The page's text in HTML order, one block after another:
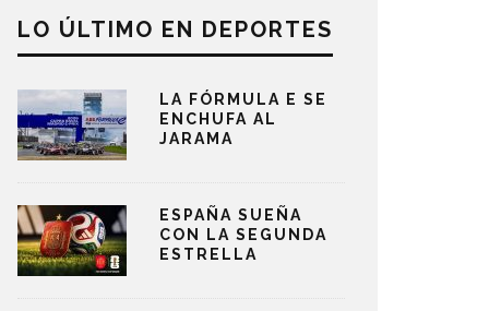
LO ÚLTIMO EN DEPORTES
LA FÓRMULA E SE
ENCHUFA AL
JARAMA
ESPAÑA SUEÑA
CON LA SEGUNDA
ESTRELLA